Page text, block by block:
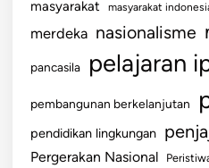
masyarakat masyarakat
merdeka nasionalisme
pancasila pelajaran
pembangunan berkelanjutan
pendidikan lingkungan
Pergerakan Nasional